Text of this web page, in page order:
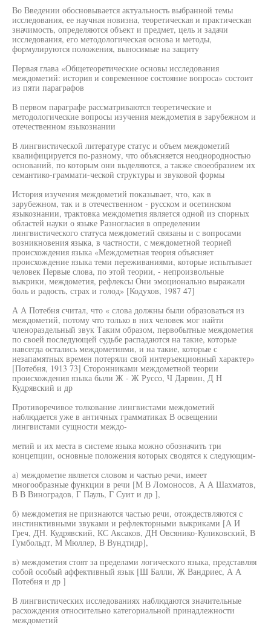
Во Введении обосновывается актуальность выбранной темы
исследования, ее научная новизна, теоретическая и практическая
значимость, определяются объект и предмет, цель и задачи
исследования, его методологическая основа и методы,
формулируются положения, выносимые на защиту
Первая глава «Общетеоретические основы исследования
междометий: история и современное состояние вопроса» состоит
из пяти параграфов
В первом параграфе рассматриваются теоретические и
методологические вопросы изучения междометия в зарубежном и
отечественном языкознании
В лингвистической литературе статус и объем междометий
квалифицируется по-разному, что объясняется неоднородностью
оснований, по которым они выделяются, а также своеобразием их
семантико-граммати-ческой структуры и звуковой формы
История изучения междометий показывает, что, как в
зарубежном, так и в отечественном - русском и осетинском
языкознании, трактовка междометия является одной из спорных
областей науки о языке Разногласия в определении
лингвистического статуса междометий связаны и с вопросами
возникновения языка, в частности, с междометной теорией
происхождения языка «Междометная теория объясняет
происхождение языка теми переживаниями, которые испытывает
человек Первые слова, по этой теории, - непроизвольные
выкрики, междометия, рефлексы Они эмоционально выражали
боль и радость, страх и голод» [Кодухов, 1987 47]
А А Потебня считал, что « слова должны были образоваться из
междометий, потому что только в них человек мог найти
членораздельный звук Таким образом, первобытные междометия
по своей последующей судьбе распадаются на такие, которые
навсегда остались междометиями, и на такие, которые с
незапамятных времен потеряли свой интеръекционный характер»
[Потебня, 1913 73] Сторонниками междометной теории
происхождения языка были Ж - Ж Руссо, Ч Дарвин, Д Н
Кудрявский и др
Противоречивое толкование лингвистами междометий
наблюдается уже в античных грамматиках В освещении
лингвистами сущности междо-
метий и их места в системе языка можно обозначить три
концепции, основные положения которых сводятся к следующим-
а) междометие является словом и частью речи, имеет
многообразные функции в речи [М В Ломоносов, А А Шахматов,
В В Виноградов, Г Пауль, Г Суит и др ],
б) междометия не признаются частью речи, отождествляются с
инстинктивными звуками и рефлекторными выкриками [А И
Греч, ДН. Кудрявский, КС Аксаков, ДН Овсянико-Куликовский, В
Гумбольдт, М Мюллер, В Вундтидр],
в) междометия стоят за пределами логического языка, представляя
собой особый аффективный язык [Ш Балли, Ж Вандриес, А А
Потебня и др ]
В лингвистических исследованиях наблюдаются значительные
расхождения относительно категориальной принадлежности
междометий